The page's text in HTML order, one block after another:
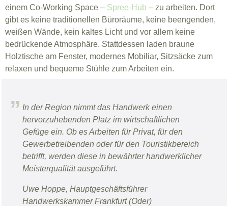
einem Co-Working Space – Spree-Hub – zu arbeiten. Dort
gibt es keine traditionellen Büroräume, keine beengenden,
weißen Wände, kein kaltes Licht und vor allem keine
bedrückende Atmosphäre. Stattdessen laden braune
Holztische am Fenster, modernes Mobiliar, Sitzsäcke zum
relaxen und bequeme Stühle zum Arbeiten ein.
In der Region nimmt das Handwerk einen
hervorzuhebenden Platz im wirtschaftlichen
Gefüge ein. Ob es Arbeiten für Privat, für den
Gewerbetreibenden oder für den Touristikbereich
betrifft, werden diese in bewährter handwerklicher
Meisterqualität ausgeführt.
Uwe Hoppe, Hauptgeschäftsführer
Handwerkskammer Frankfurt (Oder)